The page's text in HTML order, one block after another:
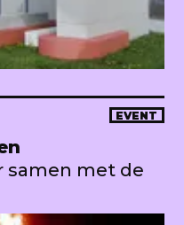
EVENT
samen met de